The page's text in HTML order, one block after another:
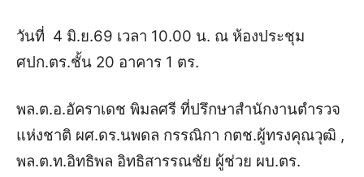
วันที่ 4 มิ.ย.69 เวลา 10.00 น. ณ ห้องประชุม
ศปก.ตร.ชั้น 20 อาคาร 1 ตร.
พล.ต.อ.อัคราเดช พิมลศรี ที่ปรึกษาสำนักงานตำรวจ
แห่งชาติ ผศ.ดร.นพดล กรรณิกา กตช.ผู้ทรงคุณวุฒิ ,
พล.ต.ท.อิทธิพล อิทธิสารรณชัย ผู้ช่วย ผบ.ตร.